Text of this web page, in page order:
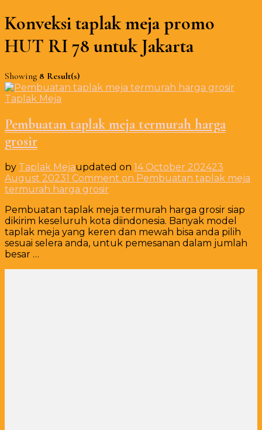
Konveksi taplak meja promo
HUT RI 78 untuk Jakarta
Showing 8 Result(s)
Taplak Meja
Pembuatan taplak meja termurah harga
grosir
by Taplak Mejaupdated on 14 October 202423
August 20231 Comment on Pembuatan taplak meja
termurah harga grosir
Pembuatan taplak meja termurah harga grosir siap
dikirim keseluruh kota diindonesia. Banyak model
taplak meja yang keren dan mewah bisa anda pilih
sesuai selera anda, untuk pemesanan dalam jumlah
besar …